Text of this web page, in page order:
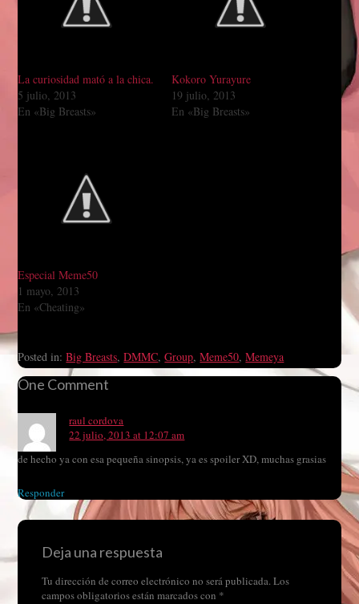
La curiosidad mató a la chica.
5 julio, 2013
En «Big Breasts»
Kokoro Yurayure
19 julio, 2013
En «Big Breasts»
Especial Meme50
1 mayo, 2013
En «Cheating»
Posted in:Big Breasts,DMMC,Group,Meme50,Memeya
One Comment
raul cordova
22 julio, 2013 at 12:07 am
de hecho ya con esa pequeña sinopsis, ya es spoiler XD, muchas grasias
Responder
Deja una respuesta
Tu dirección de correo electrónico no será publicada.Los
campos obligatorios están marcados con *